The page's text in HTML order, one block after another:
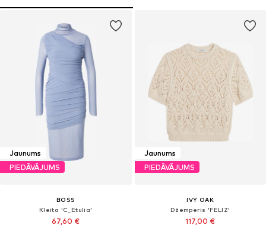
Jaunums
PIEDĀVĀJUMS
BOSS
Kleita 'C_Etulia'
67,60 €
Jaunums
PIEDĀVĀJUMS
IVY OAK
Džemperis 'FELIZ'
117,00 €